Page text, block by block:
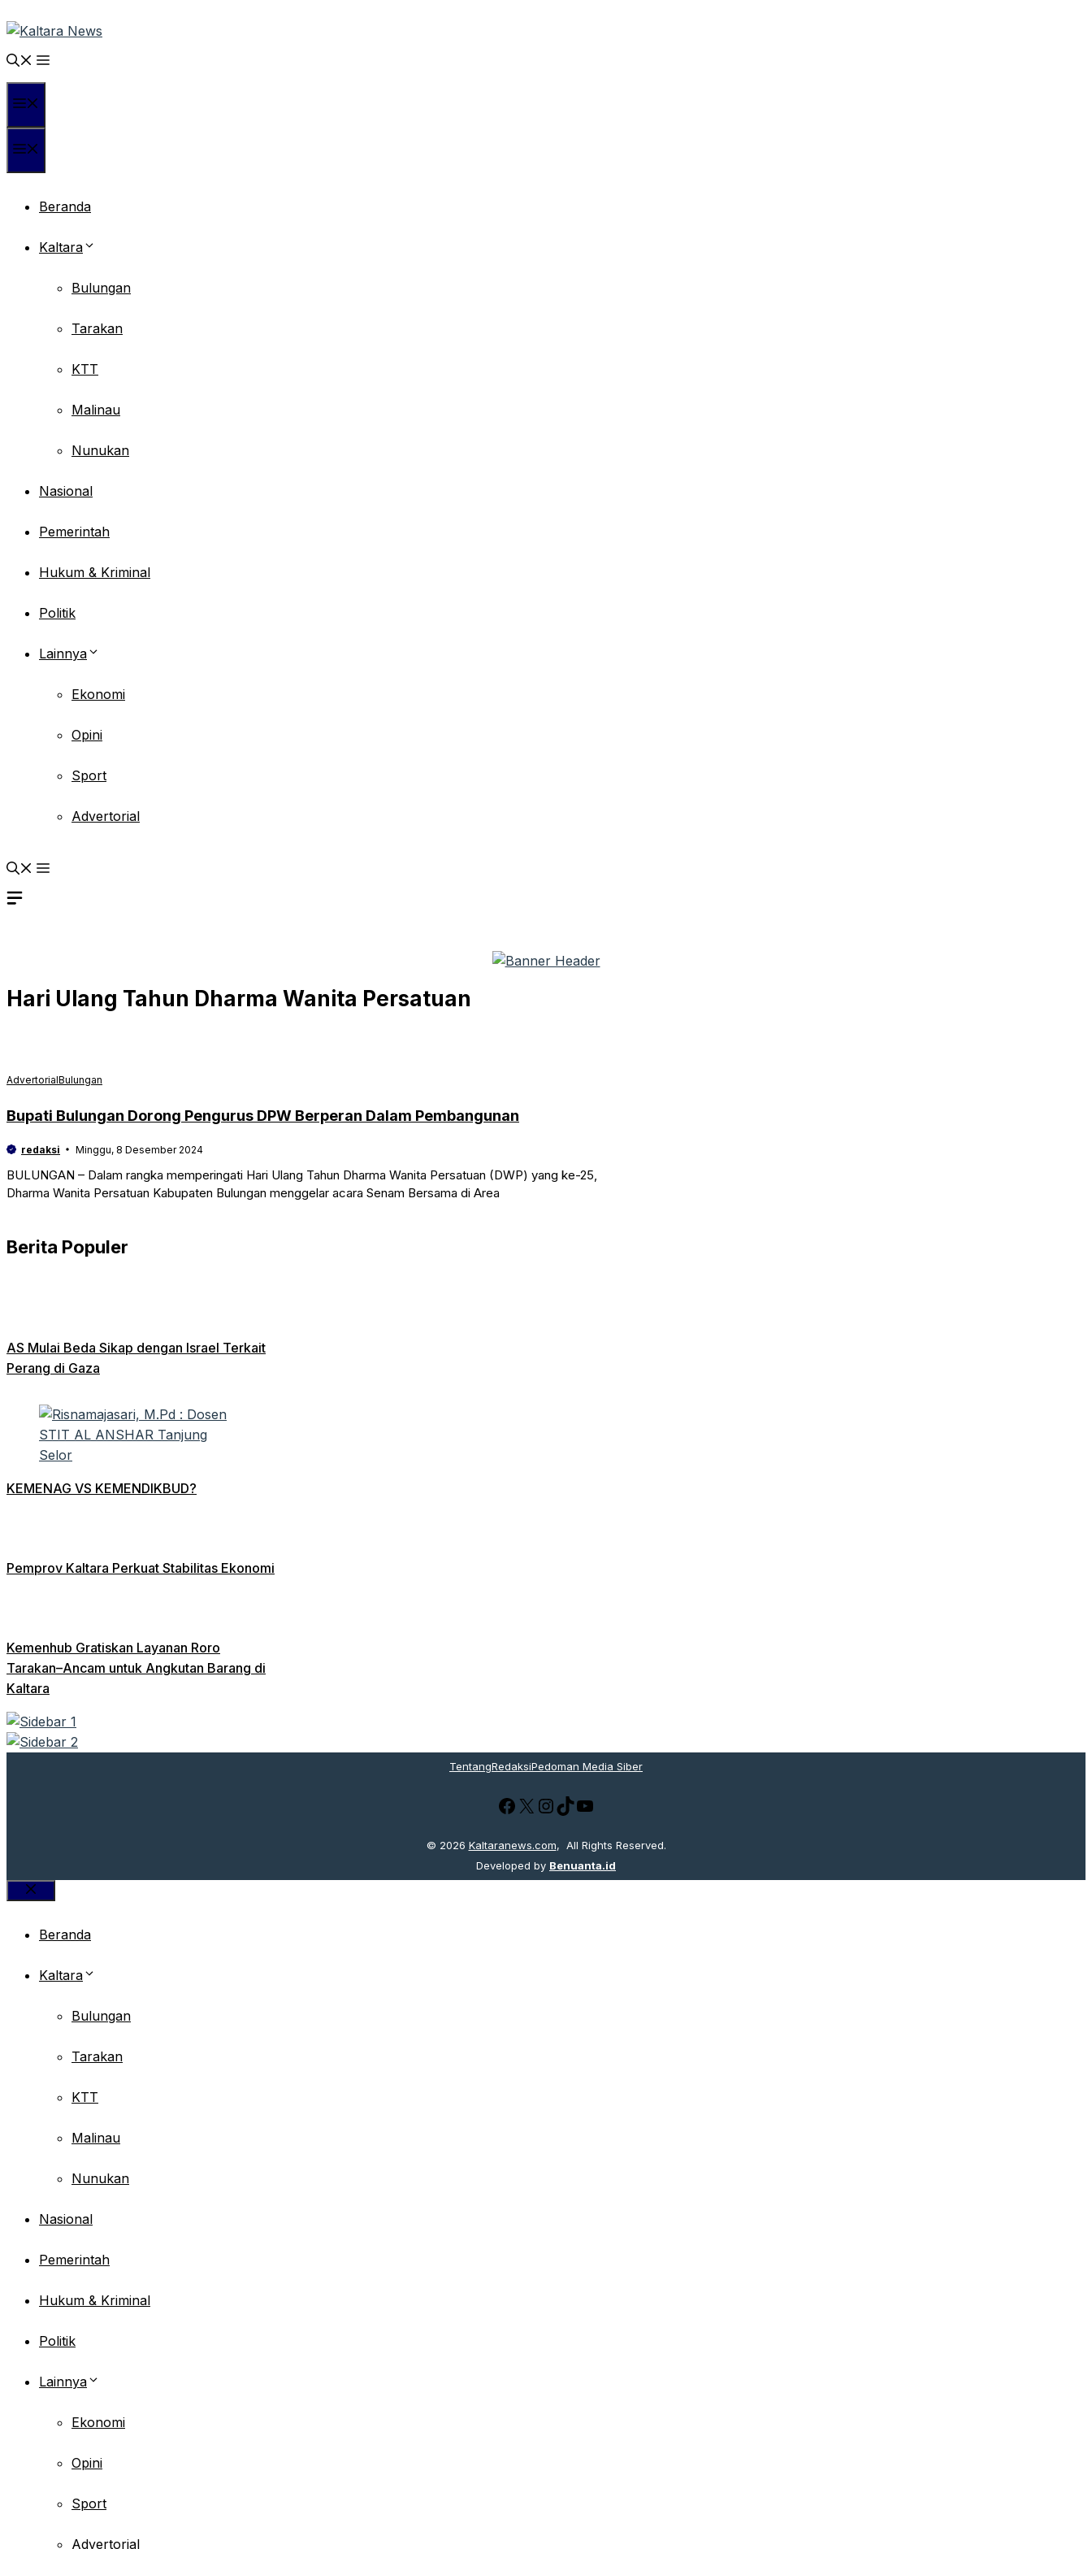
ke
isi
Beranda
Kaltara
Bulungan
Tarakan
KTT
Malinau
Nunukan
Nasional
Pemerintah
Hukum & Kriminal
Politik
Lainnya
Ekonomi
Opini
Sport
Advertorial
Hari Ulang Tahun Dharma Wanita Persatuan
AdvertorialBulungan
Bupati Bulungan Dorong Pengurus DPW Berperan Dalam Pembangunan
redaksi Minggu, 8 Desember 2024
BULUNGAN – Dalam rangka memperingati Hari Ulang Tahun Dharma Wanita Persatuan (DWP) yang ke-25,
Dharma Wanita Persatuan Kabupaten Bulungan menggelar acara Senam Bersama di Area
Berita Populer
AS Mulai Beda Sikap dengan Israel Terkait
Perang di Gaza
KEMENAG VS KEMENDIKBUD?
Pemprov Kaltara Perkuat Stabilitas Ekonomi
Kemenhub Gratiskan Layanan Roro
Tarakan–Ancam untuk Angkutan Barang di
Kaltara
TentangRedaksiPedoman Media Siber
Facebook
X Instagram
TikTok
YouTube
© 2026 Kaltaranews.com, All Rights Reserved.
Developed by Benuanta.id
Close
Beranda
Kaltara
Bulungan
Tarakan
KTT
Malinau
Nunukan
Nasional
Pemerintah
Hukum & Kriminal
Politik
Lainnya
Ekonomi
Opini
Sport
Advertorial